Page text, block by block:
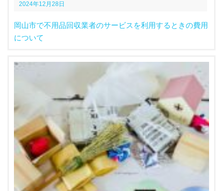
2024年12月28日
岡山市で不用品回収業者のサービスを利用するときの費用
について